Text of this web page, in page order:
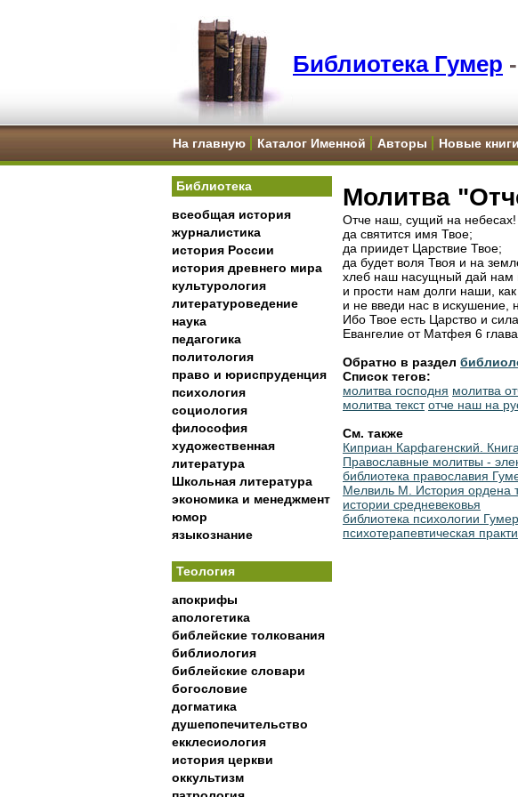
Библиотека Гумер -
На главную Каталог Именной Авторы Новые книги
Библиотека
всеобщая история
журналистика
история России
история древнего мира
культурология
литературоведение
наука
педагогика
политология
право и юриспруденция
психология
социология
философия
художественная
литература
Школьная литература
экономика и менеджмент
юмор
языкознание
Теология
апокрифы
апологетика
библейские толкования
библиология
библейские словари
богословие
догматика
душепопечительство
екклесиология
история церкви
оккультизм
Молитва
Отче наш, сущий на небесах!
да святится имя Твое;
да приидет Царствие Твое;
да будет воля Твоя и на
хлеб наш насущный дай нам
и прости нам долги наши,
и не введи нас в искушение,
Ибо Твое есть Царство и
Евангелие от Матфея 6
Обратно в раздел
Список тегов:
молитва господня молитва
молитва текст отче наш на
См. также
Киприан Карфагенский.
Православные молитвы -
библиотека православия
Мелвиль М. История ордена
истории средневековья
библиотека психологии
психотерапевтическая